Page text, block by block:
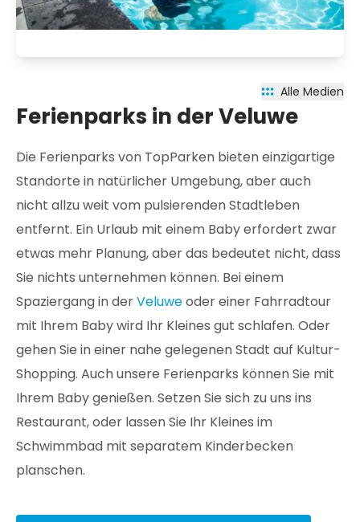
Alle Medien
Ferienparks in der Veluwe
Die Ferienparks von TopParken bieten einzigartige
Standorte in natürlicher Umgebung, aber auch
nicht allzu weit vom pulsierenden Stadtleben
entfernt. Ein Urlaub mit einem Baby erfordert zwar
etwas mehr Planung, aber das bedeutet nicht, dass
Sie nichts unternehmen können. Bei einem
Spaziergang in derVeluweoder einer Fahrradtour
mit Ihrem Baby wird Ihr Kleines gut schlafen. Oder
gehen Sie in einer nahe gelegenen Stadt auf Kultur-
Shopping. Auch unsere Ferienparks können Sie mit
Ihrem Baby genießen. Setzen Sie sich zu uns ins
Restaurant, oder lassen Sie Ihr Kleines im
Schwimmbad mit separatem Kinderbecken
planschen.